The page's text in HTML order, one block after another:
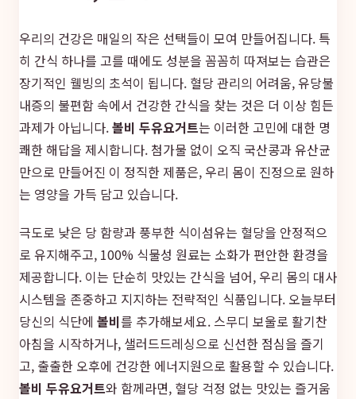
우리의 건강은 매일의 작은 선택들이 모여 만들어집니다. 특
히 간식 하나를 고를 때에도 성분을 꼼꼼히 따져보는 습관은
장기적인 웰빙의 초석이 됩니다. 혈당 관리의 어려움, 유당불
내증의 불편함 속에서 건강한 간식을 찾는 것은 더 이상 힘든
과제가 아닙니다.볼비 두유요거트는 이러한 고민에 대한 명
쾌한 해답을 제시합니다. 첨가물 없이 오직 국산콩과 유산균
만으로 만들어진 이 정직한 제품은, 우리 몸이 진정으로 원하
는 영양을 가득 담고 있습니다.
극도로 낮은 당 함량과 풍부한 식이섬유는 혈당을 안정적으
로 유지해주고, 100% 식물성 원료는 소화가 편안한 환경을
제공합니다. 이는 단순히 맛있는 간식을 넘어, 우리 몸의 대사
시스템을 존중하고 지지하는 전략적인 식품입니다. 오늘부터
당신의 식단에 볼비를 추가해보세요. 스무디 보울로 활기찬
아침을 시작하거나, 샐러드드레싱으로 신선한 점심을 즐기
고, 출출한 오후에 건강한 에너지원으로 활용할 수 있습니다.
볼비 두유요거트와 함께라면, 혈당 걱정 없는 맛있는 즐거움